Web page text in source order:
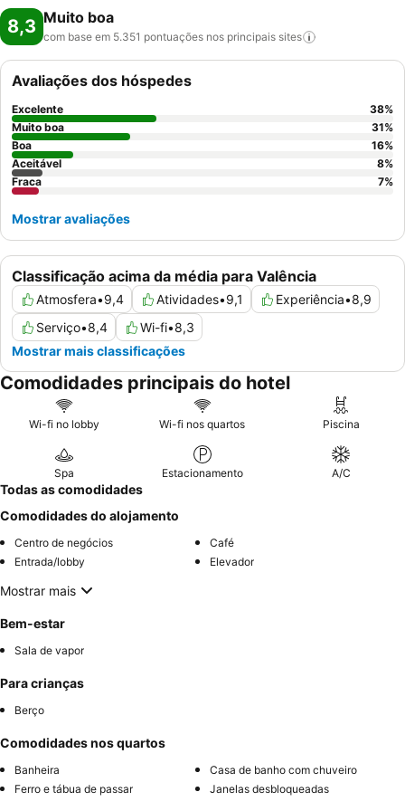
8,3 Muito boa
com base em 5.351 pontuações nos principais sites
Classificação acima da média para Valência
Atmosfera•9,4 Atividades•9,1 Experiência•8,9
Serviço•8,4 Wi-fi•8,3
Mostrar mais classificações
Avaliações dos hóspedes
Excelente 38%
Muito boa
31%
Boa
16%
Aceitável
8%
Fraca
7%
Mostrar avaliações
Comodidades principais do hotel
Wi-fi no lobby Wi-fi nos quartos Piscina
Spa Estacionamento A/C
Todas as comodidades
Comodidades do alojamento
Centro de negócios
Café
Entrada/lobby
Elevador
Mostrar mais
Bem-estar
Sala de vapor
Para crianças
Berço
Comodidades nos quartos
Banheira
Casa de banho com chuveiro
Ferro e tábua de passar
Janelas desbloqueadas